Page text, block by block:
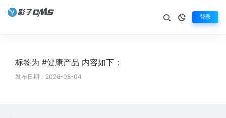
登录
标签为 #健康产品 内容如下：
发布日期：2026-08-04